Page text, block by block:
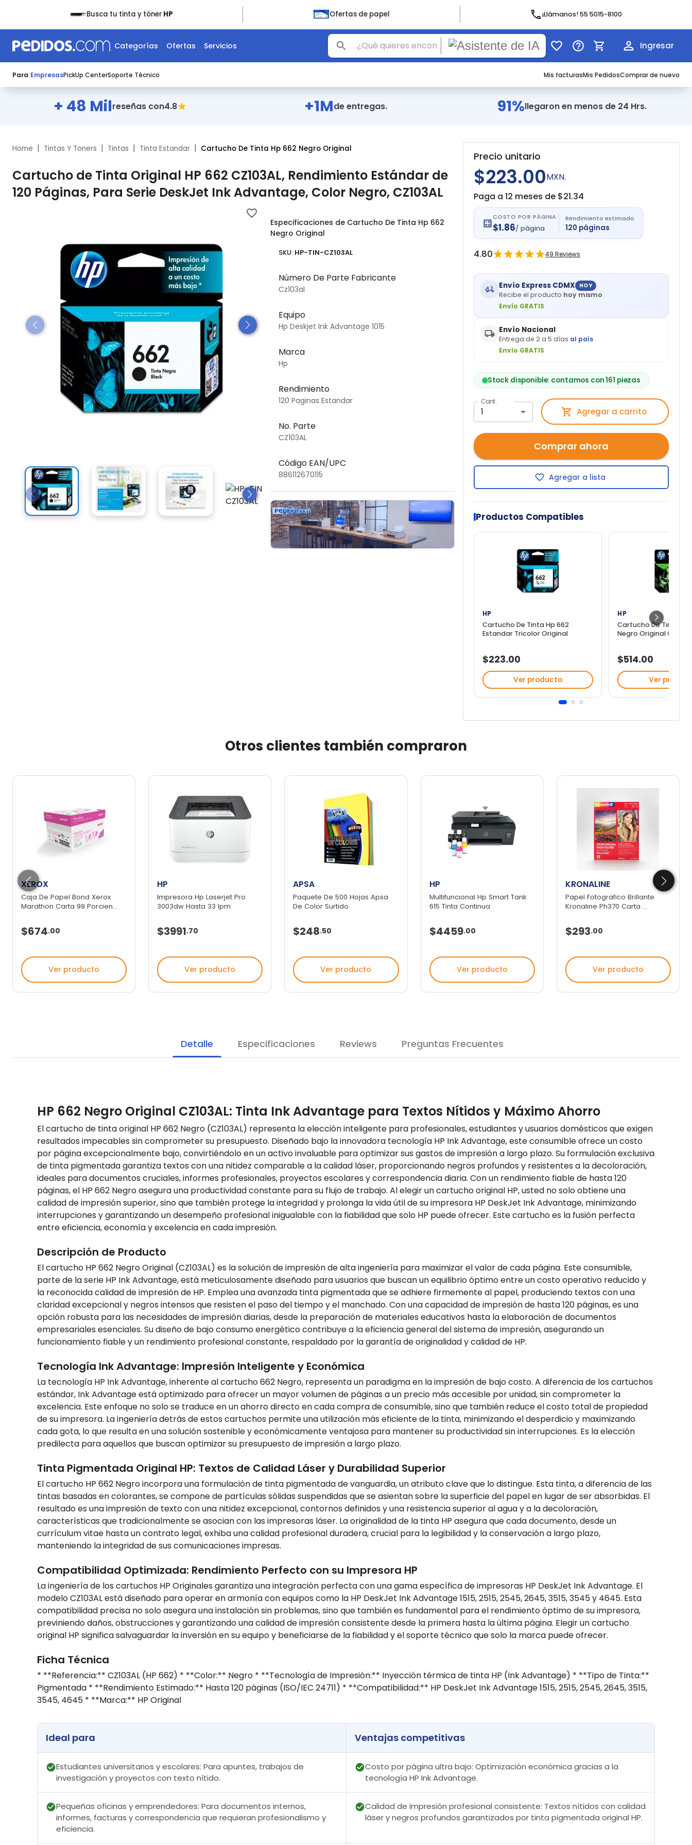
Busca tu tinta y tónerHP Ofertas de papel ¡Llámanos! 55 5015-8100
Categorías Ofertas Servicios Ingresar
Para EmpresasPickUp CenterSoporte Técnico Mis facturasMis PedidosComprar de nuevo
+ 48 Milreseñas con4.8 +1Mde entregas. 91%llegaron en menos de 24 Hrs.
Home | Tintas Y Toners | Tintas | Tinta Estandar | Cartucho De Tinta Hp 662 Negro Original
Cartucho de Tinta Original HP 662 CZ103AL, Rendimiento Estándar de
120 Páginas, Para Serie DeskJet Ink Advantage, Color Negro, CZ103AL
Especificaciones de Cartucho De Tinta Hp 662
Negro Original
SKU: HP-TIN-CZ103AL
Número De Parte Fabricante
Cz103al
Equipo
Hp Deskjet Ink Advantage 1015
Marca
Hp
Rendimiento
120 Paginas Estandar
No. Parte
CZ103AL
Código EAN/UPC
886112670115
Precio unitario
$223.00MXN.
Paga a 12 meses de $21.34
COSTO POR PÁGINA
$1.86/ página
Rendimiento estimado
120 páginas
4.80 49 Reviews
Envío Express CDMX HOY
Recibe el producto hoy mismo.
Envío GRATIS
Envío Nacional
Entrega de 2 a 5 días al país
Envío GRATIS
Stock disponible: contamos con 161 piezas
Cant.
1 Agregar a carrito
Comprar ahora
Agregar a lista
Productos Compatibles
HP
Cartucho De Tinta Hp 662
Estandar Tricolor Original
$223.00
Ver producto
HP
Cartucho De Tinta Hp
Negro Original
$514.00
Ver
Otros clientes también compraron
XEROX
Caja De Papel Bond Xerox
Marathon Carta 99 Porcien...
$674.00
Ver producto
HP
Impresora Hp Laserjet Pro
3003dw Hasta 33 Ipm
$3991.70
Ver producto
APSA
Paquete De 500 Hojas Apsa
De Color Surtido
$248.50
Ver producto
HP
Multifuncional Hp Smart Tank
615 Tinta Continua
$4459.00
Ver producto
KRONALINE
Papel Fotografico Brillante
Kronaline Ph370 Carta ...
$293.00
Ver producto
Detalle Especificaciones Reviews Preguntas Frecuentes
HP 662 Negro Original CZ103AL: Tinta Ink Advantage para Textos Nítidos y Máximo Ahorro
El cartucho de tinta original HP 662 Negro (CZ103AL) representa la elección inteligente para profesionales, estudiantes y usuarios domésticos que exigen
resultados impecables sin comprometer su presupuesto. Diseñado bajo la innovadora tecnología HP Ink Advantage, este consumible ofrece un costo
por página excepcionalmente bajo, convirtiéndolo en un activo invaluable para optimizar sus gastos de impresión a largo plazo. Su formulación exclusiva
de tinta pigmentada garantiza textos con una nitidez comparable a la calidad láser, proporcionando negros profundos y resistentes a la decoloración,
ideales para documentos cruciales, informes profesionales, proyectos escolares y correspondencia diaria. Con un rendimiento fiable de hasta 120
páginas, el HP 662 Negro asegura una productividad constante para su flujo de trabajo. Al elegir un cartucho original HP, usted no solo obtiene una
calidad de impresión superior, sino que también protege la integridad y prolonga la vida útil de su impresora HP DeskJet Ink Advantage, minimizando
interrupciones y garantizando un desempeño profesional inigualable con la fiabilidad que solo HP puede ofrecer. Este cartucho es la fusión perfecta
entre eficiencia, economía y excelencia en cada impresión.
Descripción de Producto
El cartucho HP 662 Negro Original (CZ103AL) es la solución de impresión de alta ingeniería para maximizar el valor de cada página. Este consumible,
parte de la serie HP Ink Advantage, está meticulosamente diseñado para usuarios que buscan un equilibrio óptimo entre un costo operativo reducido y
la reconocida calidad de impresión de HP. Emplea una avanzada tinta pigmentada que se adhiere firmemente al papel, produciendo textos con una
claridad excepcional y negros intensos que resisten el paso del tiempo y el manchado. Con una capacidad de impresión de hasta 120 páginas, es una
opción robusta para las necesidades de impresión diarias, desde la preparación de materiales educativos hasta la elaboración de documentos
empresariales esenciales. Su diseño de bajo consumo energético contribuye a la eficiencia general del sistema de impresión, asegurando un
funcionamiento fiable y un rendimiento profesional constante, respaldado por la garantía de originalidad y calidad de HP.
Tecnología Ink Advantage: Impresión Inteligente y Económica
La tecnología HP Ink Advantage, inherente al cartucho 662 Negro, representa un paradigma en la impresión de bajo costo. A diferencia de los cartuchos
estándar, Ink Advantage está optimizado para ofrecer un mayor volumen de páginas a un precio más accesible por unidad, sin comprometer la
excelencia. Este enfoque no solo se traduce en un ahorro directo en cada compra de consumible, sino que también reduce el costo total de propiedad
de su impresora. La ingeniería detrás de estos cartuchos permite una utilización más eficiente de la tinta, minimizando el desperdicio y maximizando
cada gota, lo que resulta en una solución sostenible y económicamente ventajosa para mantener su productividad sin interrupciones. Es la elección
predilecta para aquellos que buscan optimizar su presupuesto de impresión a largo plazo.
Tinta Pigmentada Original HP: Textos de Calidad Láser y Durabilidad Superior
El cartucho HP 662 Negro incorpora una formulación de tinta pigmentada de vanguardia, un atributo clave que lo distingue. Esta tinta, a diferencia de las
tintas basadas en colorantes, se compone de partículas sólidas suspendidas que se asientan sobre la superficie del papel en lugar de ser absorbidas. El
resultado es una impresión de texto con una nitidez excepcional, contornos definidos y una resistencia superior al agua y a la decoloración,
características que tradicionalmente se asocian con las impresoras láser. La originalidad de la tinta HP asegura que cada documento, desde un
currículum vitae hasta un contrato legal, exhiba una calidad profesional duradera, crucial para la legibilidad y la conservación a largo plazo,
manteniendo la integridad de sus comunicaciones impresas.
Compatibilidad Optimizada: Rendimiento Perfecto con su Impresora HP
La ingeniería de los cartuchos HP Originales garantiza una integración perfecta con una gama específica de impresoras HP DeskJet Ink Advantage. El
modelo CZ103AL está diseñado para operar en armonía con equipos como la HP DeskJet Ink Advantage 1515, 2515, 2545, 2645, 3515, 3545 y 4645. Esta
compatibilidad precisa no solo asegura una instalación sin problemas, sino que también es fundamental para el rendimiento óptimo de su impresora,
previniendo daños, obstrucciones y garantizando una calidad de impresión consistente desde la primera hasta la última página. Elegir un cartucho
original HP significa salvaguardar la inversión en su equipo y beneficiarse de la fiabilidad y el soporte técnico que solo la marca puede ofrecer.
Ficha Técnica
* **Referencia:** CZ103AL (HP 662) * **Color:** Negro * **Tecnología de Impresión:** Inyección térmica de tinta HP (Ink Advantage) * **Tipo de Tinta:**
Pigmentada * **Rendimiento Estimado:** Hasta 120 páginas (ISO/IEC 24711) * **Compatibilidad:** HP DeskJet Ink Advantage 1515, 2515, 2545, 2645, 3515,
3545, 4645 * **Marca:** HP Original
Ideal para Ventajas competitivas
Estudiantes universitarios y escolares: Para apuntes, trabajos de
investigación y proyectos con texto nítido.
Costo por página ultra bajo: Optimización económica gracias a la
tecnología HP Ink Advantage.
Pequeñas oficinas y emprendedores: Para documentos internos,
informes, facturas y correspondencia que requieran profesionalismo y
eficiencia.
Calidad de impresión profesional consistente: Textos nítidos con calidad
láser y negros profundos garantizados por tinta pigmentada original HP.